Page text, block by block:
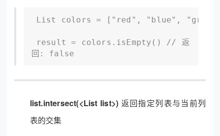
List colors = ["red", "blue",
result = colors.isEmpty() // 返
回: false
list.intersect(<List list>) 返回指定列表与当前列
表的交集